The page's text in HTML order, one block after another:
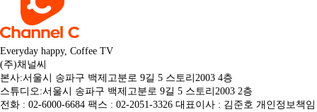
Everyday happy, Coffee TV
(주)채널씨
본사:서울시 송파구 백제고분로 9길 5 스토리2003 4층
스튜디오:서울시 송파구 백제고분로 9길 5 스토리2003 2층
전화 : 02-6000-6684 팩스 : 02-2051-3326 대표이사 : 김준호 개인정보책임